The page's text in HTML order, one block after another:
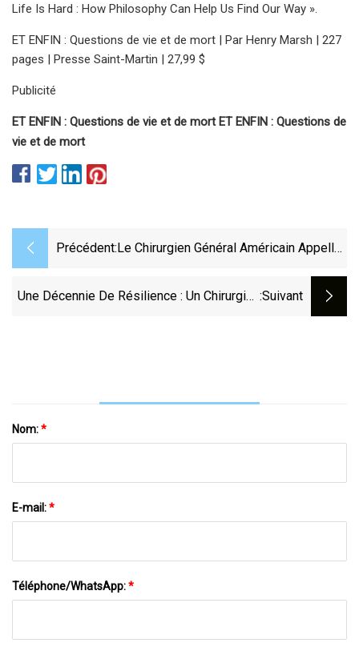
Life Is Hard : How Philosophy Can Help Us Find Our Way ».
ET ENFIN : Questions de vie et de mort | Par Henry Marsh | 227
pages | Presse Saint-Martin | 27,99 $
Publicité
ET ENFIN : Questions de vie et de mort ET ENFIN : Questions de
vie et de mort
Précédent: Le Chirurgien Général Américain Appelle
Réseaux Sociaux
Une Décennie De Résilience : Un Chirurgien :suivant
Nom:*
E-mail:*
Téléphone/WhatsApp:*